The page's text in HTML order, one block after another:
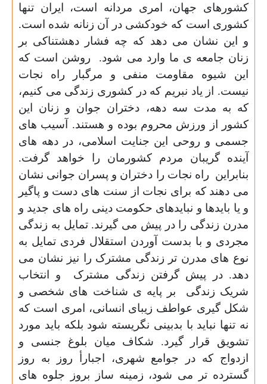
کشورهای جهان، امری مردانه است، ایران تنها
کشوری است که خودکشی در آن زنانه شده است.
و این نشان می دهد که چه فشار دهشتناکی بر
زنان جامعه ی ما وارد می شود.
روشن است که
این شیوه مقاومت منفی و مرگبار راه نجات
نیست. از یاد نبریم که در کشوری زندگی می کنیم،
که به مدت سه دهه، دختران جوان و زنان این
کشور از ورزش محروم بوده و هستند. آسیب های
جسمی و روحی این جنایت اسلامی، در دهه های
آینده گریبان مردم کشورمان را خواهد گرفت.
بنابراین راه نجات را دختران و پسران جوانی نشان
می دهند که برای نجات از سنت های دست و پاگیر
و یا بایدها و نبایدهای حکومت دینی راه های جدید و
مدرن زندگی را در پیش می گیرند. تمایل به زندگی
مجردی و با بدست آوردن استقلال فردی تمایل به
نوع های مدرن تر زندگی مشترک را نیز نشان می
دهد. در پیش گرفتن زندگی مشترک
و انتخاب
شریک زندگی
بر پایه ی شناخت های شخصی و
شکل گیری عواطف زیبای انسانی، امری است که
نه تنها نباید با بدبینی نگریسته شود بلکه باید مورد
تشویق قرار گیرد. شکاف میان بلوغ جنسی و
ازدواج که در جوامع شهری، اجبارأ روز به روز
گسترده تر می شود، زمینه ساز بروز جلوه های